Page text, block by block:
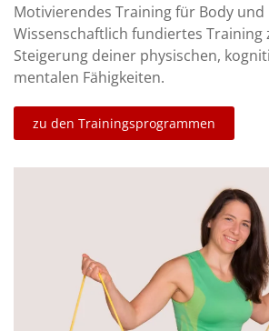
Motivierendes Training für Body und
Wissenschaftlich fundiertes Training
Steigerung deiner physischen,
mentalen Fähigkeiten.
zu den Trainingsprogrammen